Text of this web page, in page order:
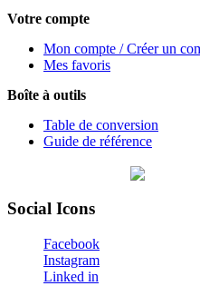
Votre compte
Mon compte / Créer un
Mes favoris
Boîte à outils
Table de conversion
Guide de référence
Social Icons
Facebook
Instagram
Linked in